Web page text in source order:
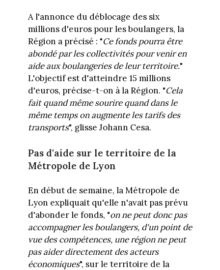
A l'annonce du déblocage des six
millions d'euros pour les boulangers, la
Région a précisé : "Ce fonds pourra être
abondé par les collectivités pour venir en
aide aux boulangeries de leur territoire."
L'objectif est d'atteindre 15 millions
d'euros, précise-t-on à la Région. "Cela
fait quand même sourire quand dans le
même temps on augmente les tarifs des
transports", glisse Johann Cesa.
Pas d'aide sur le territoire de la
Métropole de Lyon
En début de semaine, la Métropole de
Lyon expliquait qu'elle n'avait pas prévu
d'abonder le fonds, "on ne peut donc pas
accompagner les boulangers, d'un point de
vue des compétences, une région ne peut
pas aider directement des acteurs
économiques", sur le territoire de la